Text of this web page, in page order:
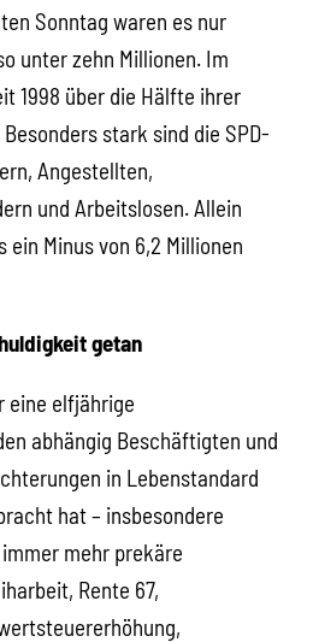
Sonntag waren es nur
unter zehn Millionen. Im
1998 über die Hälfte ihrer
stark sind die SPD-
Angestellten,
und Arbeitslosen. Allein
Minus von 6,2 Millionen
getan
eine elfjährige
abhängig Beschäftigten und
in Lebenstandard
hat – insbesondere
mehr prekäre
Rente 67,